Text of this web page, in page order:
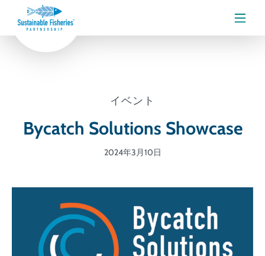
メニ
イベント
Bycatch Solutions Showcase
2024年3月10日